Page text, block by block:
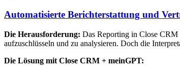
Automatisierte Berichterstattung und
Die Herausforderung: Das Reporting in Close CRM
aufzuschlüsseln und zu analysieren. Doch die
Die Lösung mit Close CRM + meinGPT: